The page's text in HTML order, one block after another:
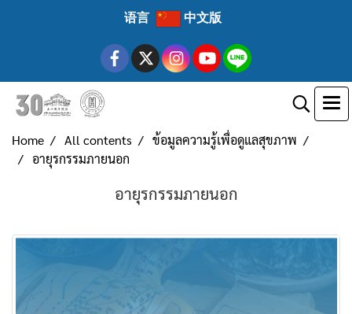
语言 中文版
Home All contents
ข้อมูลความรู้เพื่อดูแลสุขภาพ
อายุรกรรมภายนอก
อายุรกรรมภายนอก